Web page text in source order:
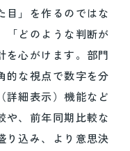
目」を作るのではな
「どのような判断が
を心がけます。部門
的な視点で数字を分
詳細表示）機能など
や、前年同期比較な
り込み、より意思決